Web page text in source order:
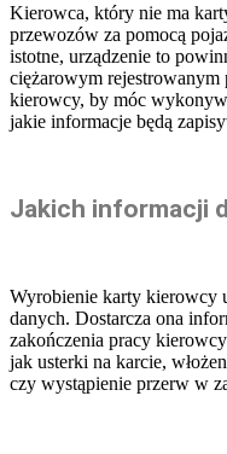
Kierowca, który nie ma
przewozów za pomocą
istotne, urządzenie to
ciężarowym
kierowcy, by móc
jakie informacje będą
Jakich informacji
Wyrobienie karty kierowcy
danych. Dostarcza ona
zakończenia pracy
jak usterki na karcie,
czy wystąpienie przerw w